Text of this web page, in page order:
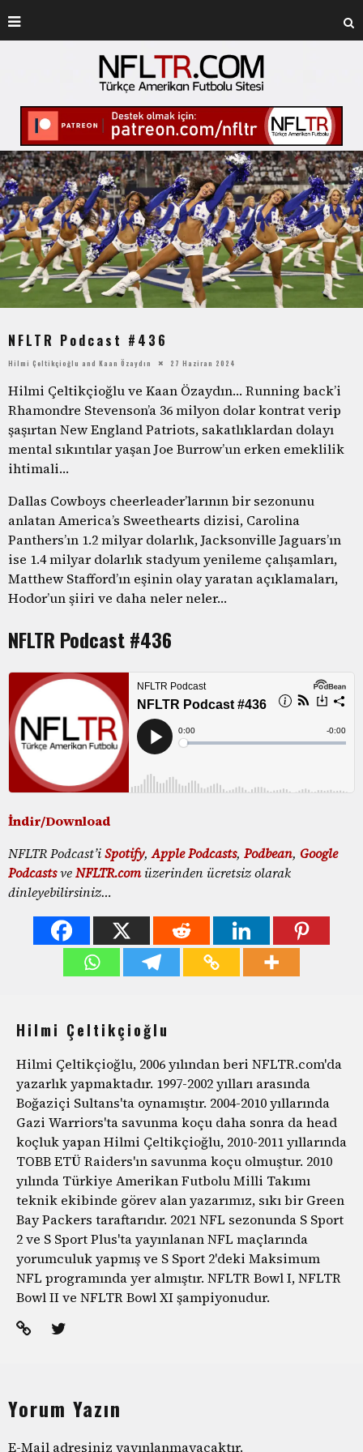
NFLTR Podcast #436
Hilmi Çeltikçioğlu and Kaan Özaydın 27 Haziran 2024
Hilmi Çeltikçioğlu ve Kaan Özaydın… Running back’i
Rhamondre Stevenson’a 36 milyon dolar kontrat verip
şaşırtan New England Patriots, sakatlıklardan dolayı
mental sıkıntılar yaşan Joe Burrow’un erken emeklilik
ihtimali…
Dallas Cowboys cheerleader’larının bir sezonunu
anlatan America’s Sweethearts dizisi, Carolina
Panthers’ın 1.2 milyar dolarlık, Jacksonville Jaguars’ın
ise 1.4 milyar dolarlık stadyum yenileme çalışamları,
Matthew Stafford’ın eşinin olay yaratan açıklamaları,
Hodor’un şiiri ve daha neler neler…
NFLTR Podcast #436
İndir/Download
NFLTR Podcast’iSpotify,Apple Podcasts, Podbean, Google
PodcastsveNFLTR.comüzerinden ücretsiz olarak
dinleyebilirsiniz…
Hilmi Çeltikçioğlu
Hilmi Çeltikçioğlu, 2006 yılından beri NFLTR.com'da
yazarlık yapmaktadır. 1997-2002 yılları arasında
Boğaziçi Sultans'ta oynamıştır. 2004-2010 yıllarında
Gazi Warriors'ta savunma koçu daha sonra da head
koçluk yapan Hilmi Çeltikçioğlu, 2010-2011 yıllarında
TOBB ETÜ Raiders'ın savunma koçu olmuştur. 2010
yılında Türkiye Amerikan Futbolu Milli Takımı
teknik ekibinde görev alan yazarımız, sıkı bir Green
Bay Packers taraftarıdır. 2021 NFL sezonunda S Sport
2 ve S Sport Plus'ta yayınlanan NFL maçlarında
yorumculuk yapmış ve S Sport 2'deki Maksimum
NFL programında yer almıştır. NFLTR Bowl I, NFLTR
Bowl II ve NFLTR Bowl XI şampiyonudur.
Yorum Yazın
E-Mail adresiniz yayınlanmayacaktır.